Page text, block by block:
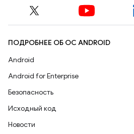
ПОДРОБНЕЕ ОБ ОС ANDROID
Android
Android for Enterprise
Безопасность
Исходный код
Новости